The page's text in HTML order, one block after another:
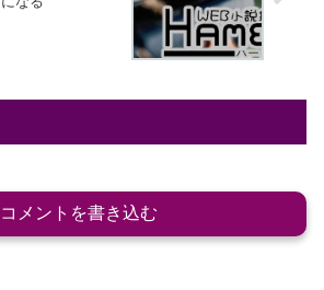
コメントを書き込む